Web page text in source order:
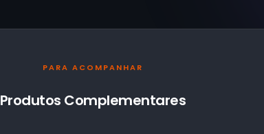
PARA ACOMPANHAR
Produtos Complementares